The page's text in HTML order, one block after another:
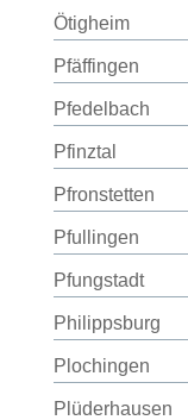
Ötigheim
Pfäffingen
Pfedelbach
Pfinztal
Pfronstetten
Pfullingen
Pfungstadt
Philippsburg
Plochingen
Plüderhausen